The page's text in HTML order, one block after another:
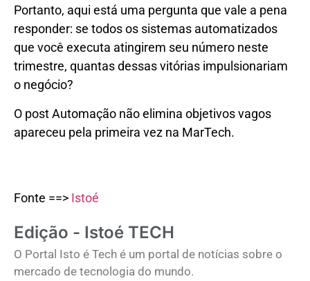
Portanto, aqui está uma pergunta que vale a pena
responder: se todos os sistemas automatizados
que você executa atingirem seu número neste
trimestre, quantas dessas vitórias impulsionariam
o negócio?
O post Automação não elimina objetivos vagos
apareceu pela primeira vez na MarTech.
Fonte ==> Istoé
Edição - Istoé TECH
O Portal Isto é Tech é um portal de notícias sobre o
mercado de tecnologia do mundo.